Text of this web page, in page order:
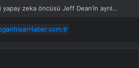
Alphabet hisseleri yapay zeka öncüsü Jeff Dean’in ayrılmasıyla %5 düştü